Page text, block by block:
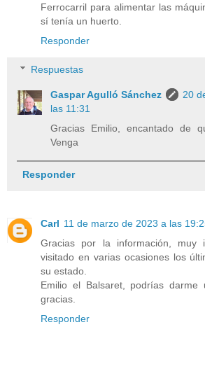
Ferrocarril para alimentar las
sí tenía un huerto.
Responder
Respuestas
Gaspar Agulló Sánchez
20
las 11:31
Gracias Emilio, encantado de
Venga
Responder
Carl 11 de marzo de 2023 a las
Gracias por la información, muy
visitado en varias ocasiones los
su estado.
Emilio el Balsaret, podrías darme
gracias.
Responder